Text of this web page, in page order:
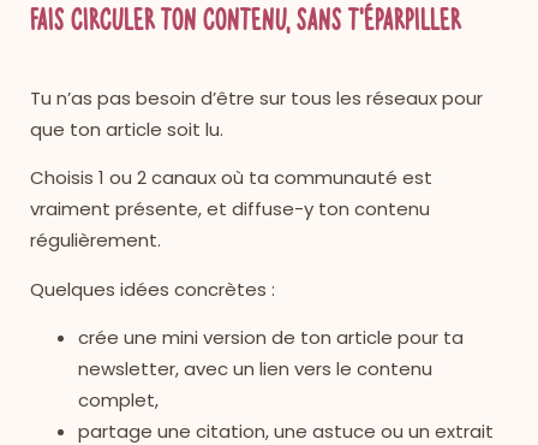
Fais circuler ton contenu, sans t’éparpiller
Tu n’as pas besoin d’être sur tous les réseaux pour
que ton article soit lu.
Choisis 1 ou 2 canaux où ta communauté est
vraiment présente, et diffuse-y ton contenu
régulièrement.
Quelques idées concrètes :
crée une mini version de ton article pour ta
newsletter, avec un lien vers le contenu
complet,
partage une citation, une astuce ou un extrait